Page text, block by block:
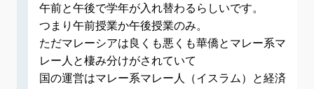
午前と午後で学年が入れ替わるらしいです。
つまり午前授業か午後授業のみ。
ただマレーシアは良くも悪くも華僑とマレー系マ
レー人と棲み分けがされていて
国の運営はマレー系マレー人（イスラム）と経済